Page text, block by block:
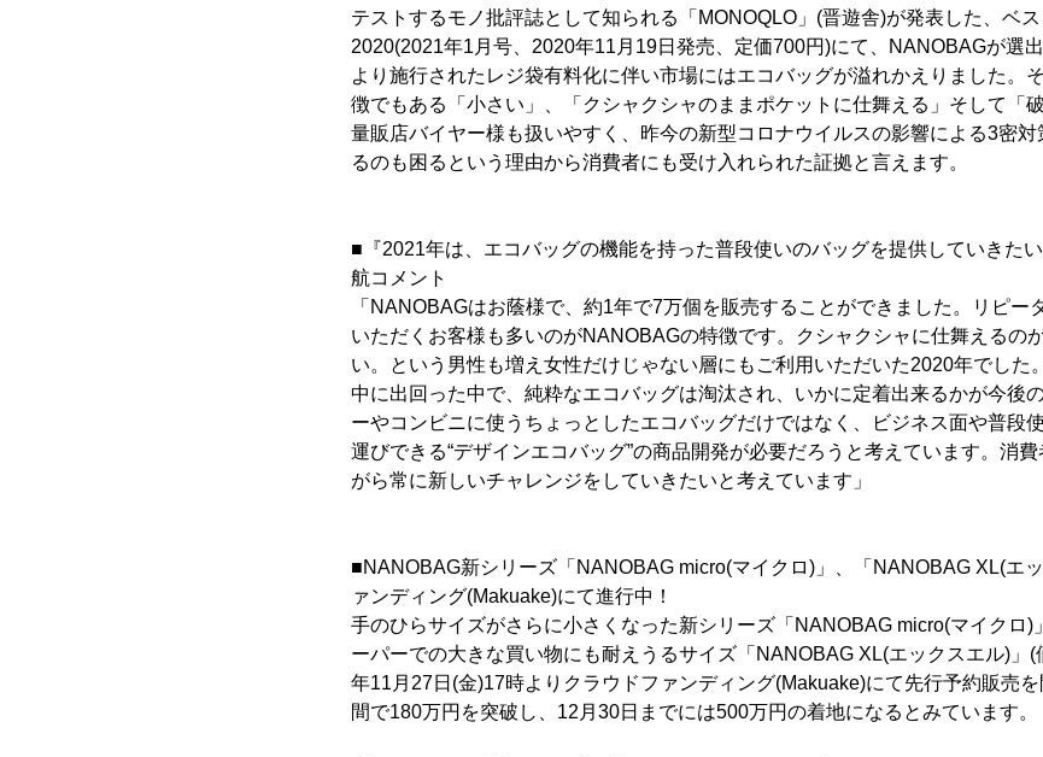
テストするモノ批評誌として知られる「MONOQLO」(晋遊舎)が発表した、ベ
2020(2021年1月号、2020年11月19日発売、定価700円)にて、NANOBAGが選
より施行されたレジ袋有料化に伴い市場にはエコバッグが溢れかえりました。
徴でもある「小さい」、「クシャクシャのままポケットに仕舞える」そして「
量販店バイヤー様も扱いやすく、昨今の新型コロナウイルスの影響による3密
るのも困るという理由から消費者にも受け入れられた証拠と言えます。
■『2021年は、エコバッグの機能を持った普段使いのバッグを提供していきた
航コメント
「NANOBAGはお蔭様で、約1年で7万個を販売することができました。リピー
いただくお客様も多いのがNANOBAGの特徴です。クシャクシャに仕舞えるの
い。という男性も増え女性だけじゃない層にもご利用いただいた2020年でした
中に出回った中で、純粋なエコバッグは淘汰され、いかに定着出来るかが今後
ーやコンビニに使うちょっとしたエコバッグだけではなく、ビジネス面や普段
運びできる“デザインエコバッグ”の商品開発が必要だろうと考えています。消
がら常に新しいチャレンジをしていきたいと考えています」
■NANOBAG新シリーズ「NANOBAG micro(マイクロ)」、「NANOBAG XL(エ
ァンディング(Makuake)にて進行中！
手のひらサイズがさらに小さくなった新シリーズ「NANOBAG micro(マイクロ)
ーパーでの大きな買い物にも耐えうるサイズ「NANOBAG XL(エックスエル)」
年11月27日(金)17時よりクラウドファンディング(Makuake)にて先行予約販売
間で180万円を突破し、12月30日までには500万円の着地になるとみています。